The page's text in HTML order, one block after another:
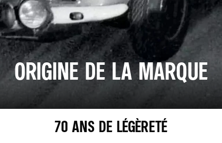
ORIGINE DE LA MARQUE
70 ANS DE LÉGÈRETÉ